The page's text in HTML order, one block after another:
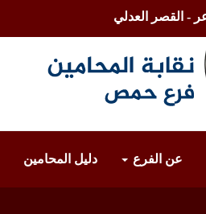
- القصر العدلي
عن الفرع دليل المحامين